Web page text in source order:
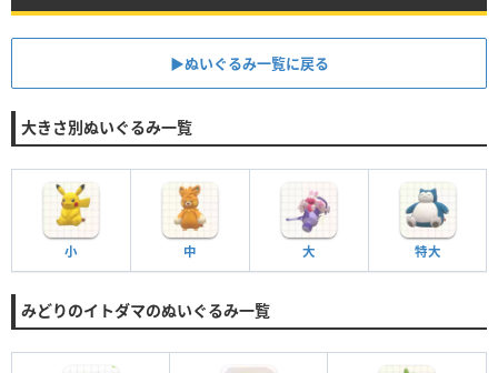
▶︎ぬいぐるみ一覧に戻る
大きさ別ぬいぐるみ一覧
小 中 大 特大
みどりのイトダマのぬいぐるみ一覧